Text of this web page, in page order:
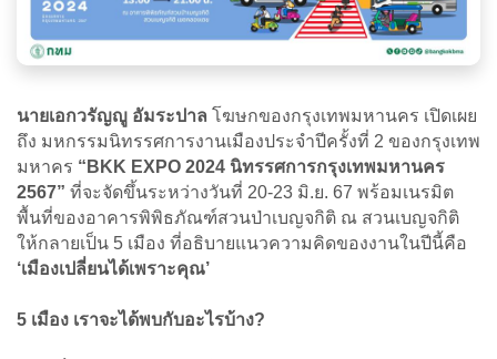
นายเอกวรัญญู อัมระปาล โฆษกของกรุงเทพมหานคร เปิดเผย
ถึง มหกรรมนิทรรศการงานเมืองประจำปีครั้งที่ 2 ของกรุงเทพ
มหาคร “BKK EXPO 2024 นิทรรศการกรุงเทพมหานคร
2567” ที่จะจัดขึ้นระหว่างวันที่ 20-23 มิ.ย. 67 พร้อมเนรมิต
พื้นที่ของอาคารพิพิธภัณฑ์สวนป่าเบญจกิติ ณ สวนเบญจกิติ
ให้กลายเป็น 5 เมือง ที่อธิบายแนวความคิดของงานในปีนี้คือ
‘เมืองเปลี่ยนได้เพราะคุณ’
5 เมือง เราจะได้พบกับอะไรบ้าง?